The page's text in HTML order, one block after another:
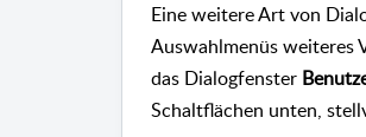
Eine weitere Art von
Auswahlmenüs weiteres
das Dialogfenster
Schaltflächen unten,